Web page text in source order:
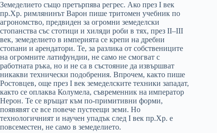
Земеделието също претърпява регрес. Ако през I век
пр.Хр. римлянинът Варон пише тритомен учебник по
агрономство, предвиден за огромни земеделски
стопанства със стотици и хиляди роби в тях, през II–III
век, земеделието в империята се крепи на дребни
стопани и арендатори. Те, за разлика от собствениците
на огромните латифундии, не само не смогват с
работната ръка, но и не са в състояние да извършват
никакви технически подобрения. Впрочем, както пише
Ростовцев, още през I век земеделските техники западат,
както се оплаква Колумела, съвременник на император
Нерон. Те се връщат към по-примитивни форми,
появявят се все повече пустеещи земи. Но
технологичният и научен упадък след I век пр.Хр. е
повсеместен, не само в земеделието.